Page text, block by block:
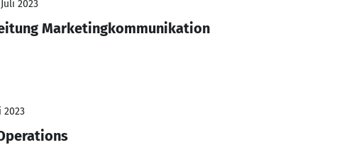
2023
Marketingkommunikation
2023